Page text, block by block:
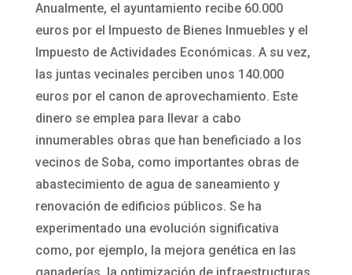
Anualmente, el ayuntamiento recibe 60.000
euros por el Impuesto de Bienes Inmuebles y el
Impuesto de Actividades Económicas. A su vez,
las juntas vecinales perciben unos 140.000
euros por el canon de aprovechamiento. Este
dinero se emplea para llevar a cabo
innumerables obras que han beneficiado a los
vecinos de Soba, como importantes obras de
abastecimiento de agua de saneamiento y
renovación de edificios públicos. Se ha
experimentado una evolución significativa
como, por ejemplo, la mejora genética en las